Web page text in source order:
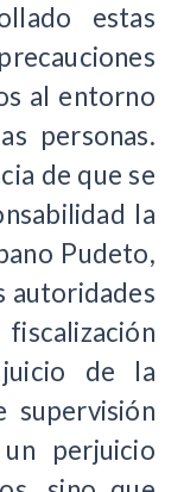
estas
al entorno
personas.
de que se
la
Pudeto,
autoridades
de la
supervisión
perjuicio